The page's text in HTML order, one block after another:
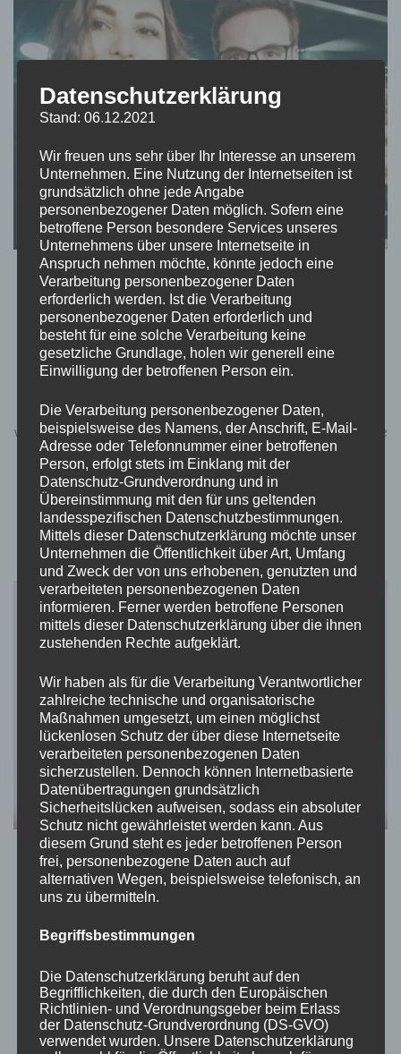
TEATIMESTORIES
Was erhoffst du dir vom Leben?
vonMomo aktualisiert am April 17, 2023
gesagt: „Lächle und setze ein fröhliches Gesicht auf.“ Werden
wir dann erwachsen heißt es wir sollen unseren Traum Leben, die
Dinge positiv sehen, dankbar für das Leben sein und das Beste
aus dem …
TEATIMESTORIES
Bist du Optimist, Pessimist oder
Realist?
vonMomo aktualisiert am April 17, 2023
Hellen Keller sagte einmal: „Optimism is the faith that leads to
achievement nothing can be done without hope and
conficence. No pessimist ever discovered the secrets of the
Datenschutzerklärung
Stand: 06.12.2021
Wir freuen uns sehr über Ihr Interesse an unserem
Unternehmen. Eine Nutzung der Internetseiten ist
grundsätzlich ohne jede Angabe
personenbezogener Daten möglich. Sofern eine
betroffene Person besondere Services unseres
Unternehmens über unsere Internetseite in
Anspruch nehmen möchte, könnte jedoch eine
Verarbeitung personenbezogener Daten
erforderlich werden. Ist die Verarbeitung
personenbezogener Daten erforderlich und
besteht für eine solche Verarbeitung keine
gesetzliche Grundlage, holen wir generell eine
Einwilligung der betroffenen Person ein.
Die Verarbeitung personenbezogener Daten,
beispielsweise des Namens, der Anschrift, E-Mail-
Adresse oder Telefonnummer einer betroffenen
Person, erfolgt stets im Einklang mit der
Datenschutz-Grundverordnung und in
Übereinstimmung mit den für uns geltenden
landesspezifischen Datenschutzbestimmungen.
Mittels dieser Datenschutzerklärung möchte unser
Unternehmen die Öffentlichkeit über Art, Umfang
und Zweck der von uns erhobenen, genutzten und
verarbeiteten personenbezogenen Daten
informieren. Ferner werden betroffene Personen
mittels dieser Datenschutzerklärung über die ihnen
zustehenden Rechte aufgeklärt.
Wir haben als für die Verarbeitung Verantwortlicher
zahlreiche technische und organisatorische
Maßnahmen umgesetzt, um einen möglichst
lückenlosen Schutz der über diese Internetseite
verarbeiteten personenbezogenen Daten
sicherzustellen. Dennoch können Internetbasierte
Datenübertragungen grundsätzlich
Sicherheitslücken aufweisen, sodass ein absoluter
Schutz nicht gewährleistet werden kann. Aus
diesem Grund steht es jeder betroffenen Person
frei, personenbezogene Daten auch auf
alternativen Wegen, beispielsweise telefonisch, an
uns zu übermitteln.
Begriffsbestimmungen
Die Datenschutzerklärung beruht auf den
Begrifflichkeiten, die durch den Europäischen
Richtlinien- und Verordnungsgeber beim Erlass
der Datenschutz-Grundverordnung (DS-GVO)
verwendet wurden. Unsere Datenschutzerklärung